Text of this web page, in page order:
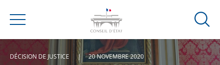
Menu
Ouvrir
de
DÉCISION DE JUSTICE 20 NOVEMBRE 2020